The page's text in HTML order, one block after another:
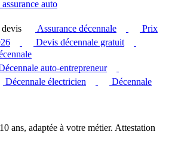
auto
Assurance décennale
Prix
Devis décennale gratuit
auto-entrepreneur
Décennale électricien
Décennale
ans, adaptée à votre métier. Attestation